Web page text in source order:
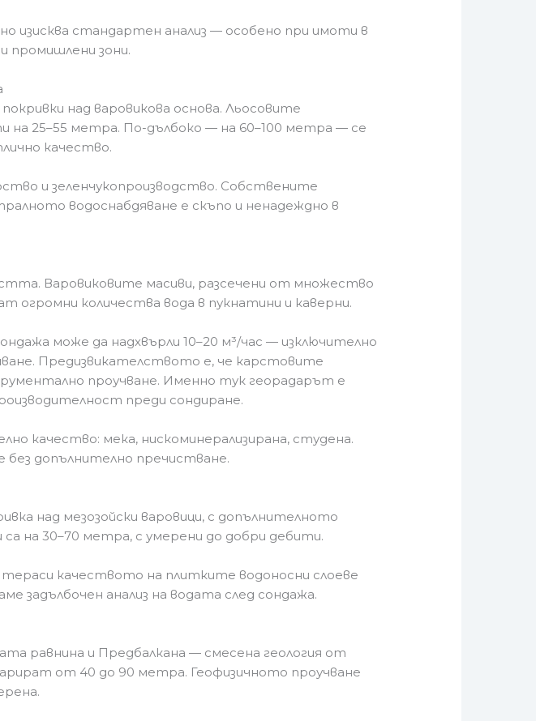
изисква стандартен анализ — особено при имоти в
промишлени зони.
над варовикова основа. Льосовите
25–55 метра. По-дълбоко — на 60–100 метра — се
качество.
и зеленчукопроизводство. Собствените
водоснабдяване е скъпо и ненадеждно в
Варовиковите масиви, разсечени от множество
огромни количества вода в пукнатини и каверни.
може да надхвърли 10–20 м³/час — изключително
Предизвикателството е, че карстовите
проучване. Именно тук георадарът е
преди сондиране.
качество: мека, нискоминерализирана, студена.
допълнително пречистване.
над мезозойски варовици, с допълнителното
на 30–70 метра, с умерени до добри дебити.
качеството на плитките водоносни слоеве
задълбочен анализ на водата след сондажа.
равнина и Предбалкана — смесена геология от
от 40 до 90 метра. Геофизичното проучване